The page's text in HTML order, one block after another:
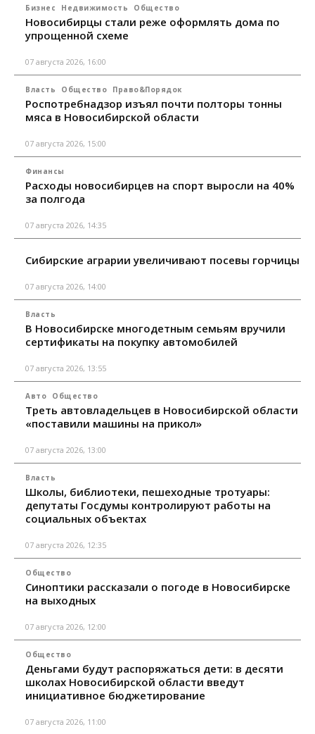
Бизнес Недвижимость Общество
Новосибирцы стали реже оформлять дома по
упрощенной схеме
07 августа 2026, 16:00
Власть Общество Право&Порядок
Роспотребнадзор изъял почти полторы тонны
мяса в Новосибирской области
07 августа 2026, 15:00
Финансы
Расходы новосибирцев на спорт выросли на 40%
за полгода
07 августа 2026, 14:35
Сибирские аграрии увеличивают посевы горчицы
07 августа 2026, 14:00
Власть
В Новосибирске многодетным семьям вручили
сертификаты на покупку автомобилей
07 августа 2026, 13:55
Авто Общество
Треть автовладельцев в Новосибирской области
«поставили машины на прикол»
07 августа 2026, 13:00
Власть
Школы, библиотеки, пешеходные тротуары:
депутаты Госдумы контролируют работы на
социальных объектах
07 августа 2026, 12:35
Общество
Синоптики рассказали о погоде в Новосибирске
на выходных
07 августа 2026, 12:00
Общество
Деньгами будут распоряжаться дети: в десяти
школах Новосибирской области введут
инициативное бюджетирование
07 августа 2026, 11:00